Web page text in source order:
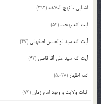
آشنایی با نهج البلاغه (392)
آیت الله بهجت (54)
آیت الله سید ابوالحسن اصفهانی (43)
آیت الله سید علی آقا قاضی (42)
ائمه اطهار (5,038)
اثبات ولایت و وجود امام زمان(73)